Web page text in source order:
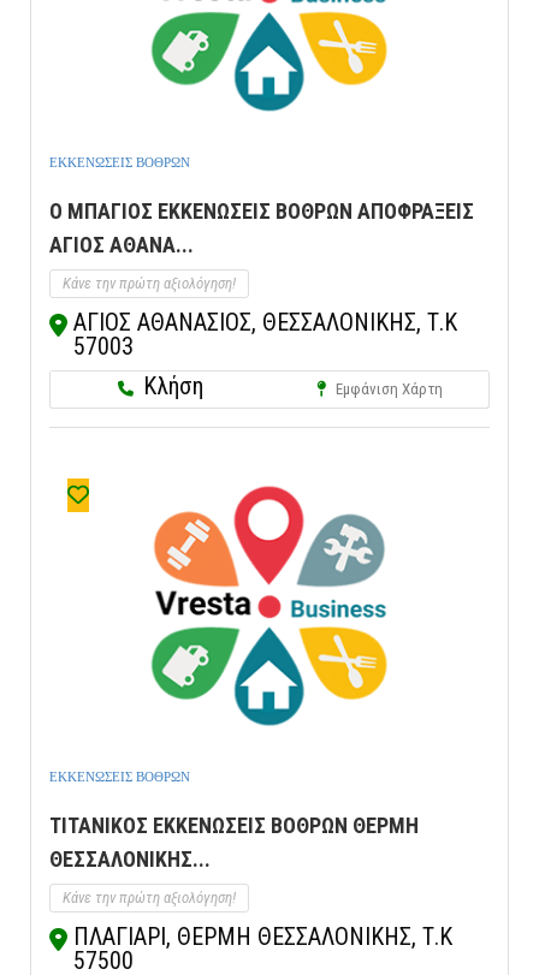
ΕΚΚΕΝΩΣΕΙΣ ΒΟΘΡΩΝ
Ο ΜΠΑΓΙΟΣ ΕΚΚΕΝΩΣΕΙΣ ΒΟΘΡΩΝ ΑΠΟΦΡΑΞΕΙΣ
ΑΓΙΟΣ ΑΘΑΝΑ...
Κάνε την πρώτη αξιολόγηση!
ΑΓΙΟΣ ΑΘΑΝΑΣΙΟΣ, ΘΕΣΣΑΛΟΝΙΚΗΣ, Τ.Κ
57003
Κλήση
Εμφάνιση Χάρτη
ΕΚΚΕΝΩΣΕΙΣ ΒΟΘΡΩΝ
ΤΙΤΑΝΙΚΟΣ ΕΚΚΕΝΩΣΕΙΣ ΒΟΘΡΩΝ ΘΕΡΜΗ
ΘΕΣΣΑΛΟΝΙΚΗΣ...
Κάνε την πρώτη αξιολόγηση!
ΠΛΑΓΙΑΡΙ, ΘΕΡΜΗ ΘΕΣΣΑΛΟΝΙΚΗΣ, Τ.Κ
57500